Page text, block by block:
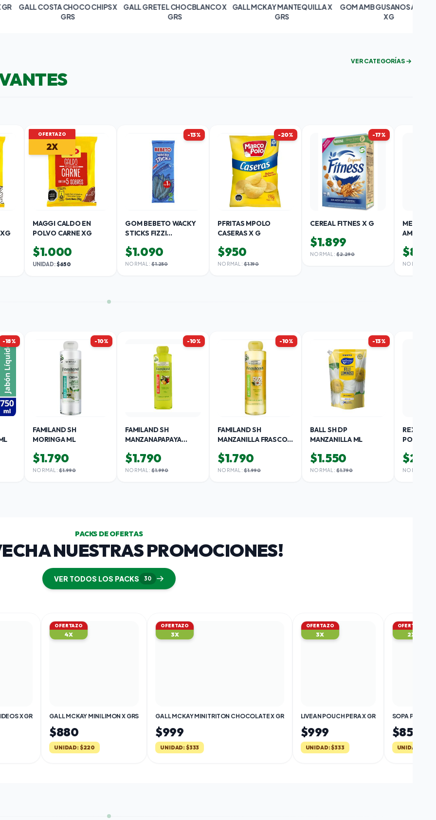
CHIPS X
GALL GRETEL CHOCBLANCO X
GALL MCKAY MANTEQUILLA X
GOM AMB GUSANOS ACIDOS
VER CATEGORÍAS
OFERTAZO
2X
MAGGI CALDO EN
POLVO CARNE XG
$1.000
UNIDAD:$650
-13%
GOM BEBETO WACKY
STICKS FIZZI
$1.090
NORMAL: $1.250
-20%
PFRITAS MPOLO
CASERAS X G
$950
NORMAL: $1.190
-17%
CEREAL FITNES X G
$1.899
NORMAL: $2.290 $890
NORMAL:
-18% -10%
FAMILAND SH
MORINGA ML
$1.790
NORMAL: $1.990
-10%
FAMILAND SH
MANZANAPAPAYA
$1.790
NORMAL: $1.990
-10%
FAMILAND SH
MANZANILLA FRASCO
$1.790
NORMAL: $1.990
-13%
BALL SH DP
MANZANILLA ML
$1.550
NORMAL: $1.790
REXONA
POWDER
NORMAL:
PACKS DE OFERTAS
NUESTRAS PROMOCIONES!
VER TODOS LOS PACKS 30
GALL MCKAY MINI LIMON X GRS
OFERTAZO
GALL MCKAY MINI TRITON CHOCOLATE X GR
$999
UNIDAD: $333
LIVEAN POUCH PERA X GR
OFERTAZO
$850
UNIDAD: $425